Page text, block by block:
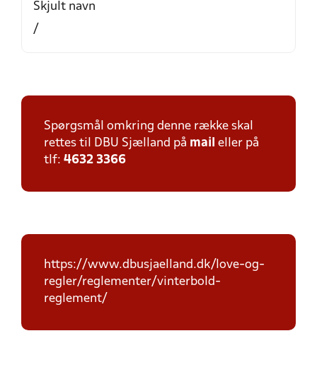
Skjult navn
/
Spørgsmål omkring denne række skal
rettes til DBU Sjælland på mail eller på
tlf: 4632 3366
https://www.dbusjaelland.dk/love-og-
regler/reglementer/vinterbold-
reglement/